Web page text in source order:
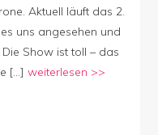
Aktuell läuft das 2.
uns angesehen und
Show ist toll – das
[…] weiterlesen >>